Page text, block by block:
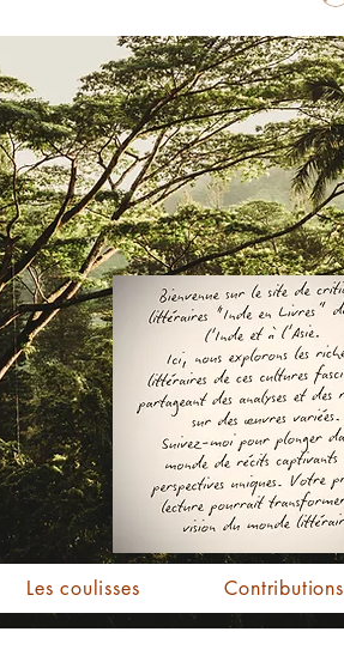
Les coulisses Contributions